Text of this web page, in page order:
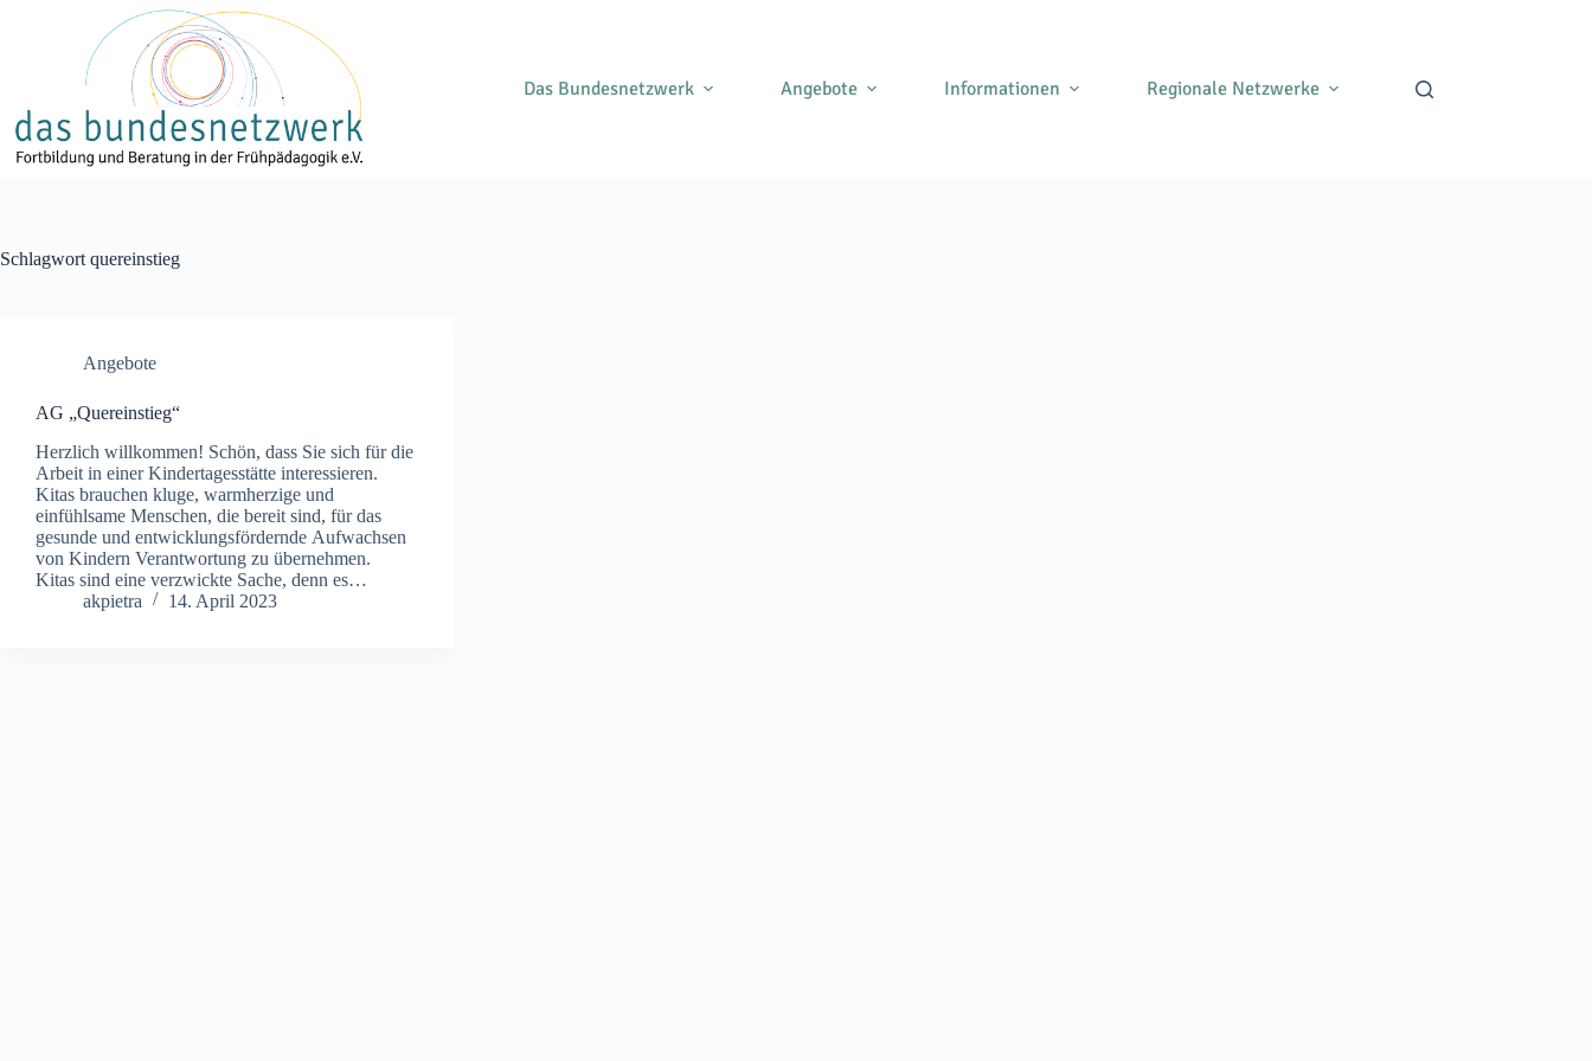
Das Bundesnetzwerk Angebote Informationen Regionale Netzwerke
Schlagwort quereinstieg
Angebote
AG „Quereinstieg“
Herzlich willkommen! Schön, dass Sie sich für die
Arbeit in einer Kindertagesstätte interessieren.
Kitas brauchen kluge, warmherzige und
einfühlsame Menschen, die bereit sind, für das
gesunde und entwicklungsfördernde Aufwachsen
von Kindern Verantwortung zu übernehmen.
Kitas sind eine verzwickte Sache, denn es…
akpietra
14. April 2023